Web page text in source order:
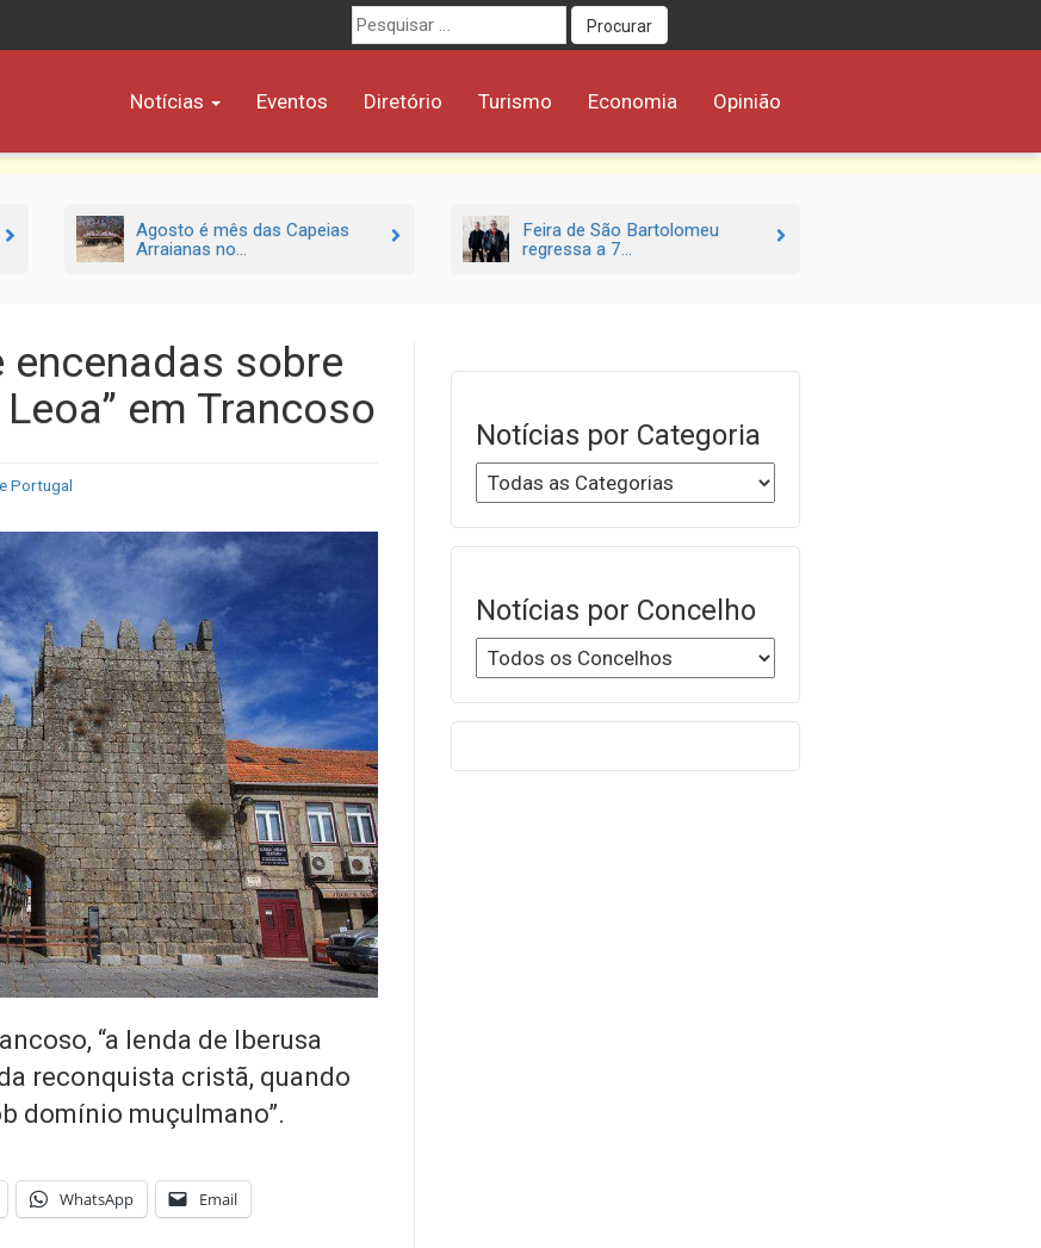
Procurar
por:
Procurar
Notícias Eventos Diretório Turismo Economia Opinião
Agosto é mês das Capeias
Arraianas no...
Feira de São Bartolomeu
regressa a 7...
sobre
em Trancoso
Portugal
“a lenda de Iberusa
reconquista cristã, quando
domínio muçulmano”.
WhatsApp Email
Notícias por Categoria
Notícias por Concelho